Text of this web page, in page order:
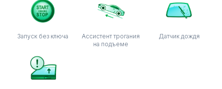
Запуск без ключа
Ассистент трогания
на подъеме
Датчик дождя